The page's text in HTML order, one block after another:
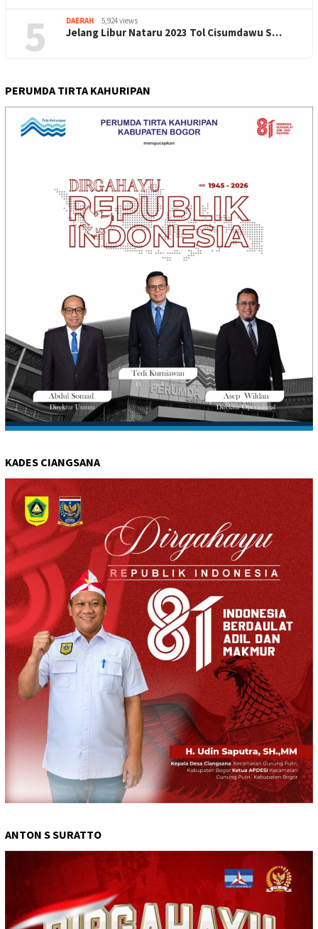
5
DAERAH 5,924 views
Jelang Libur Nataru 2023 Tol Cisumdawu S…
PERUMDA TIRTA KAHURIPAN
KADES CIANGSANA
ANTON S SURATTO